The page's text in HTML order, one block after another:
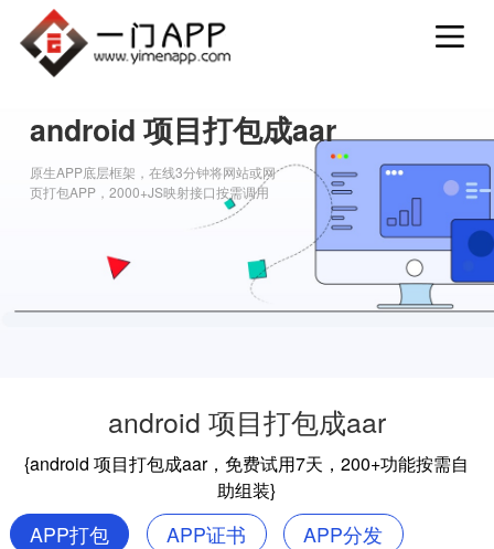
android 项目打包成aar
原生APP底层框架，在线3分钟将网站或网
页打包APP，2000+JS映射接口按需调用
android 项目打包成aar
{android 项目打包成aar，免费试用7天，200+功能按需自
助组装}
APP打包 APP证书 APP分发